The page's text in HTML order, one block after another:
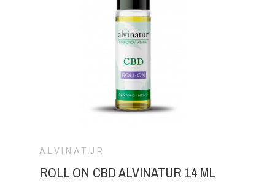
ALVINATUR
ROLL ON CBD ALVINATUR 14 ML